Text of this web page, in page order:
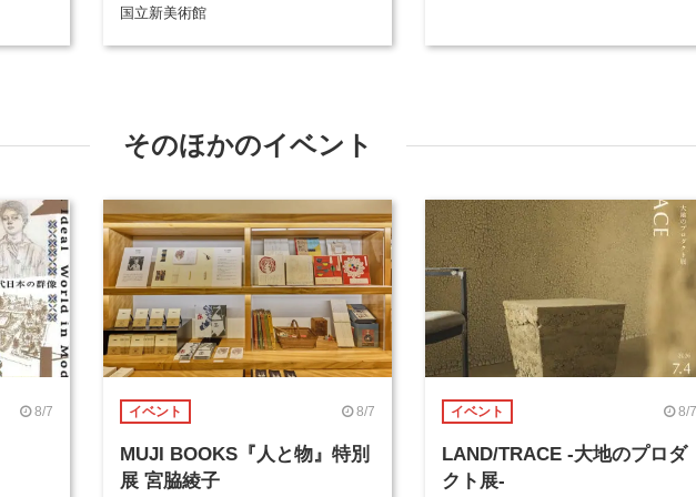
国立新美術館
そのほかのイベント
8/7 イベント 8/7
MUJI BOOKS『人と物』特別
展 宮脇綾子
イベント 8/7
LAND/TRACE -大地のプロダ
クト展-